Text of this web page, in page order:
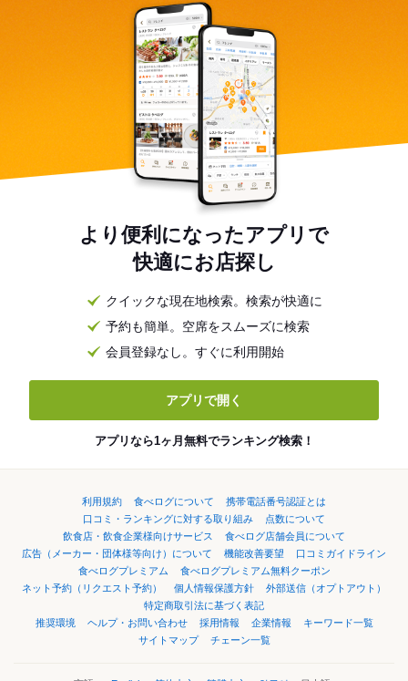
より便利になったアプリで
快適にお店探し
クイックな現在地検索。検索が快適に
予約も簡単。空席をスムーズに検索
会員登録なし。すぐに利用開始
アプリで開く
アプリなら1ヶ月無料でランキング検索！
利用規約 食べログについて
携帯電話番号認証とは
口コミ・ランキングに対する取り組み
点数について
飲食店・飲食企業様向けサービス
食べログ店舗会員について
広告（メーカー・団体様等向け）について
機能改善要望
口コミガイドライン
食べログプレミアム
食べログプレミアム無料クーポン
ネット予約（リクエスト予約）
個人情報保護方針
外部送信（オプトアウト）
特定商取引法に基づく表記
推奨環境
ヘルプ・お問い合わせ 採用情報 企業情報
キーワード一覧
サイトマップ
チェーン一覧